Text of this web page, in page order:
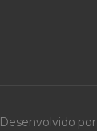
Desenvolvido por